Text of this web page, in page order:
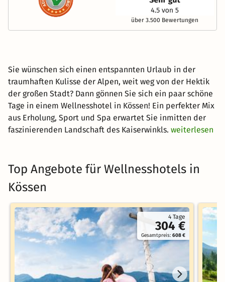
über 3.500 Bewertungen
Sie wünschen sich einen entspannten Urlaub in der
traumhaften Kulisse der Alpen, weit weg von der Hektik
der großen Stadt? Dann gönnen Sie sich ein paar schöne
Tage in einem Wellnesshotel in Kössen! Ein perfekter Mix
aus Erholung, Sport und Spa erwartet Sie inmitten der
faszinierenden Landschaft des Kaiserwinkls. weiterlesen
Top Angebote für Wellnesshotels in
Kössen
4 Tage
304 €
Gesamtpreis:608 €